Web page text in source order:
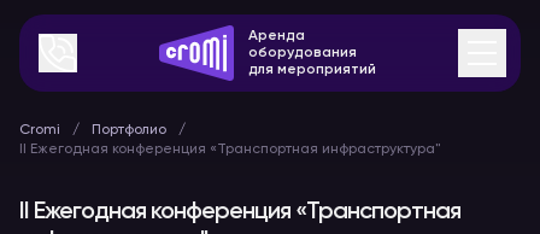
Аренда
оборудования
для мероприятий
Cromi
Портфолио
II Ежегодная конференция «Транспортная инфраструктура"
II Ежегодная конференция «Транспортная